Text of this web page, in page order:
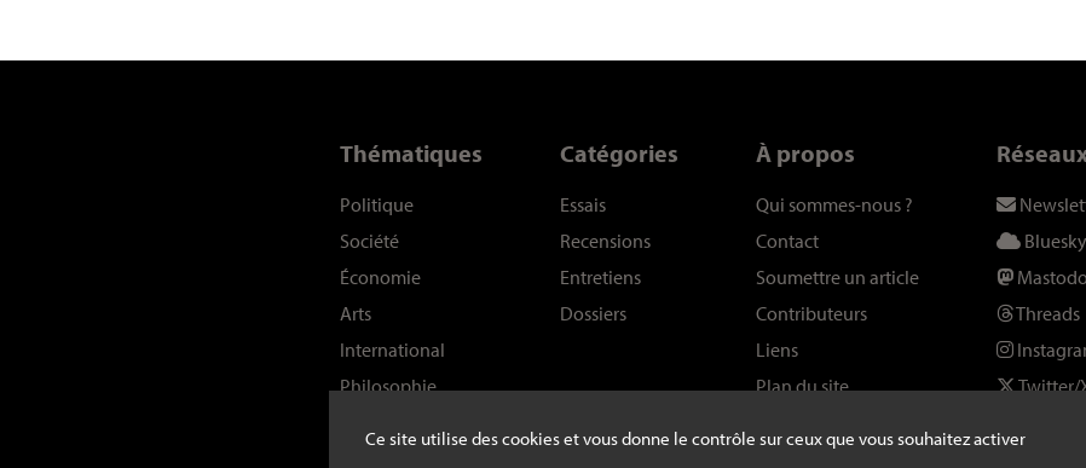
Ce site utilise des cookies et vous donne le contrôle sur ceux que vous souhaitez activer
Thématiques
Politique
Société
Économie
Arts
International
Philosophie
Catégories
Essais
Recensions
Entretiens
Dossiers
À propos
Qui sommes-nous ?
Contact
Soumettre un article
Contributeurs
Liens
Plan du site
Bluesky
Threads
Twitter/